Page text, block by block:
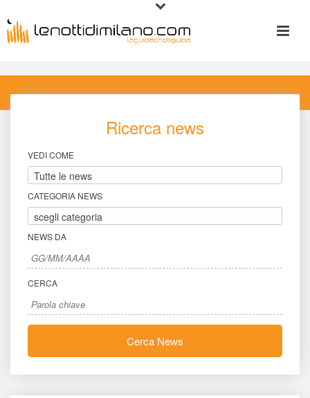
Ricerca new
VEDI COME
CATEGORIA NEWS
NEWS DA
CERCA
Cerca New